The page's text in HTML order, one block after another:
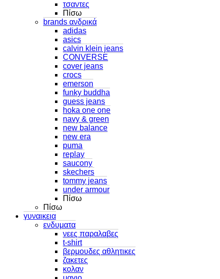
τσαντες
Πίσω
brands ανδρικά
adidas
asics
calvin klein jeans
CONVERSE
cover jeans
crocs
emerson
funky buddha
guess jeans
hoka one one
navy & green
new balance
new era
puma
replay
saucony
skechers
tommy jeans
under armour
Πίσω
Πίσω
γυναικεια
ενδυματα
νεες παραλαβες
t-shirt
βερμουδες αθλητικες
ζακετες
κολαν